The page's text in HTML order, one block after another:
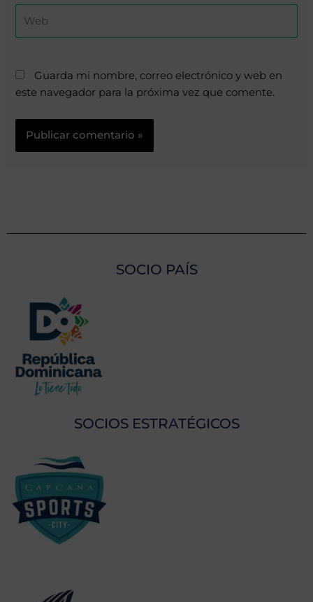
Guarda mi nombre, correo electrónico y web en
este navegador para la próxima vez que comente.
SOCIO PAÍS
SOCIOS ESTRATÉGICOS